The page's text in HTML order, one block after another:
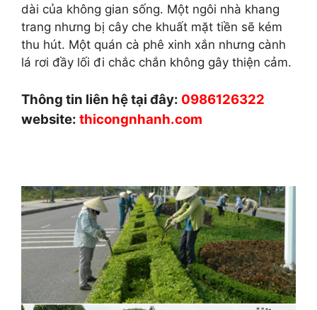
dài của không gian sống. Một ngôi nhà khang
trang nhưng bị cây che khuất mặt tiền sẽ kém
thu hút. Một quán cà phê xinh xắn nhưng cành
lá rơi đầy lối đi chắc chắn không gây thiện cảm.
Thông tin liên hệ tại đây: 0986126322
website: thicongnhanh.com